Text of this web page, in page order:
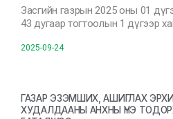
Засгийн газрын 2025 оны 01
43 дугаар тогтоолын 1 дүгээр
2025-09-24
ГАЗАР ЭЗЭМШИХ, АШИГЛАХ
ХУДАЛДААНЫ АНХНЫ ҮНЭ